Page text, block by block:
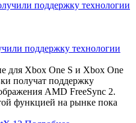
поддержку технологии
для Xbox One S и Xbox One
получат поддержку
AMD FreeSync 2.
функцией на рынке пока